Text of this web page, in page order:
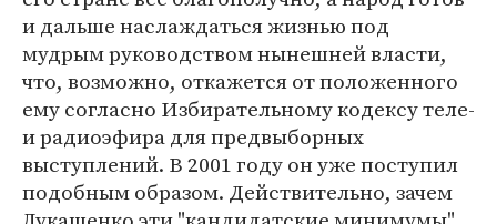
и дальше наслаждаться жизнью под
мудрым руководством нынешней власти,
что, возможно, откажется от положенного
ему согласно Избирательному кодексу теле-
и радиоэфира для предвыборных
выступлений. В 2001 году он уже поступил
подобным образом. Действительно, зачем